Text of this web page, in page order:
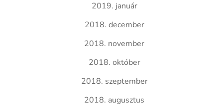
2019. január
2018. december
2018. november
2018. október
2018. szeptember
2018. augusztus